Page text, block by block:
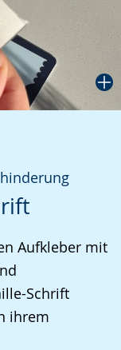
Aufkleber mit
Schrift
ihrem